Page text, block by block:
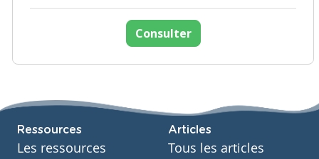
Consulter
Ressources
Les ressources
Articles
Tous les articles